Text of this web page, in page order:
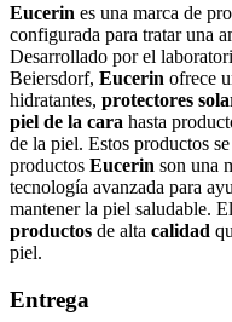
Eucerin es una marca de
configurada para trataruna
Desarrollado porel laborator
Beiersdorf, Eucerin ofrece
hidratantes, protectores sol
piel de la cara hasta product
de la piel. Estos productos se
productos Eucerin son una
tecnología avanzada para ay
mantenerla piel saludable. El
productos de alta calidad
piel.
Entrega